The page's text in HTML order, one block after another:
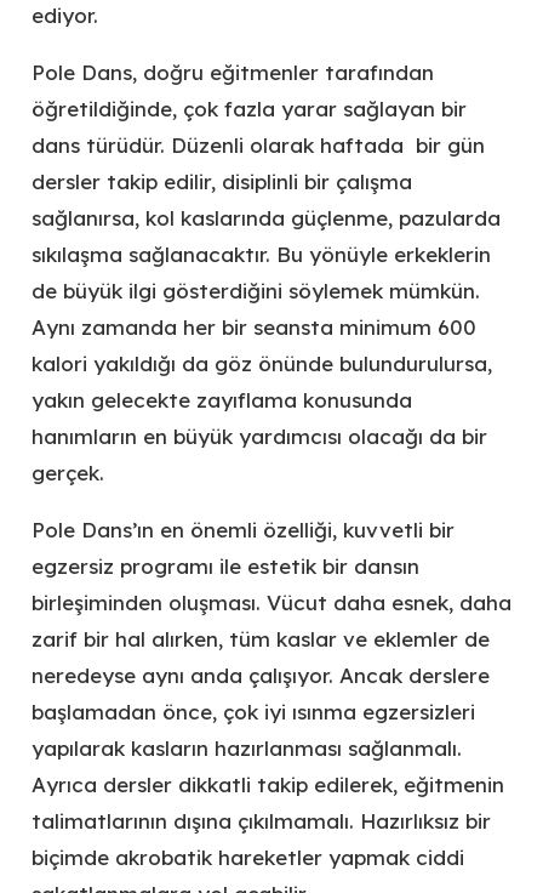
ediyor.
Pole Dans, doğru eğitmenler tarafından
öğretildiğinde, çok fazla yarar sağlayan bir
dans türüdür. Düzenli olarak haftada bir gün
dersler takip edilir, disiplinli bir çalışma
sağlanırsa, kol kaslarında güçlenme, pazularda
sıkılaşma sağlanacaktır. Bu yönüyle erkeklerin
de büyük ilgi gösterdiğini söylemek mümkün.
Aynı zamanda her bir seansta minimum 600
kalori yakıldığı da göz önünde bulundurulursa,
yakın gelecekte zayıflama konusunda
hanımların en büyük yardımcısı olacağı da bir
gerçek.
Pole Dans’ın en önemli özelliği, kuvvetli bir
egzersiz programı ile estetik bir dansın
birleşiminden oluşması. Vücut daha esnek, daha
zarif bir hal alırken, tüm kaslar ve eklemler de
neredeyse aynı anda çalışıyor. Ancak derslere
başlamadan önce, çok iyi ısınma egzersizleri
yapılarak kasların hazırlanması sağlanmalı.
Ayrıca dersler dikkatli takip edilerek, eğitmenin
talimatlarının dışına çıkılmamalı. Hazırlıksız bir
biçimde akrobatik hareketler yapmak ciddi